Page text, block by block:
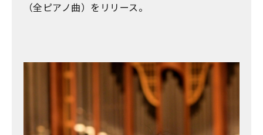
（全ピアノ曲）をリリース。